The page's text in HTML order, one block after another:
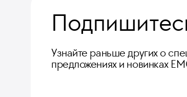
Узнайте раньше других о
предложениях и новинках